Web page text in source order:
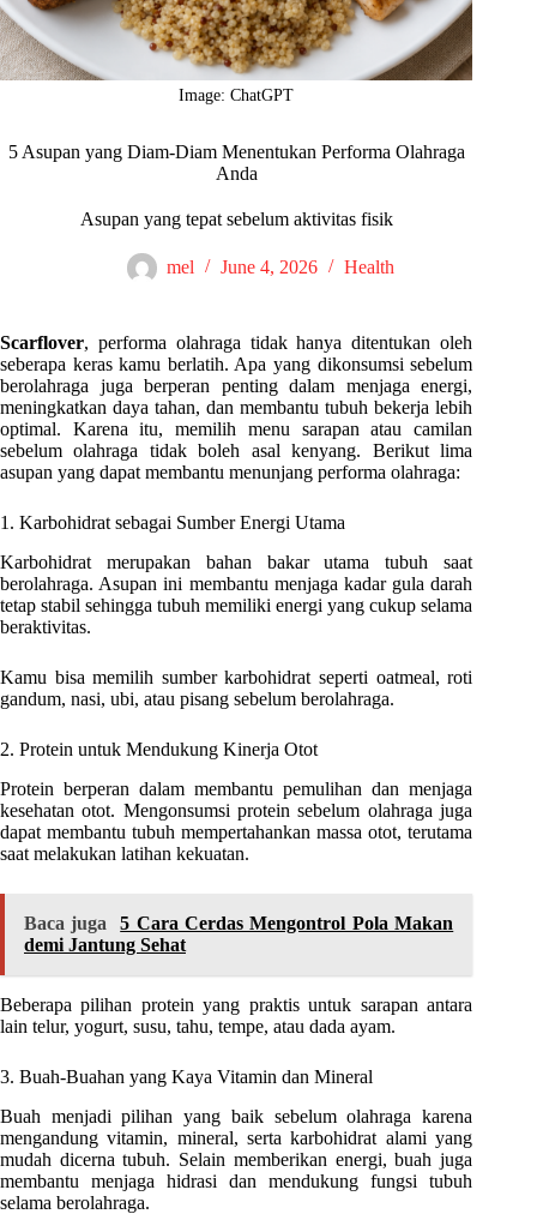
Image: ChatGPT
5 Asupan yang Diam-Diam Menentukan Performa Olahraga
Anda
Asupan yang tepat sebelum aktivitas fisik
mel June 4, 2026 Health
Scarflover, performa olahraga tidak hanya ditentukan oleh
seberapa keras kamu berlatih. Apa yang dikonsumsi sebelum
berolahraga juga berperan penting dalam menjaga energi,
meningkatkan daya tahan, dan membantu tubuh bekerja lebih
optimal. Karena itu, memilih menu sarapan atau camilan
sebelum olahraga tidak boleh asal kenyang. Berikut lima
asupan yang dapat membantu menunjang performa olahraga:
1. Karbohidrat sebagai Sumber Energi Utama
Karbohidrat merupakan bahan bakar utama tubuh saat
berolahraga. Asupan ini membantu menjaga kadar gula darah
tetap stabil sehingga tubuh memiliki energi yang cukup selama
beraktivitas.
Kamu bisa memilih sumber karbohidrat seperti oatmeal, roti
gandum, nasi, ubi, atau pisang sebelum berolahraga.
2. Protein untuk Mendukung Kinerja Otot
Protein berperan dalam membantu pemulihan dan menjaga
kesehatan otot. Mengonsumsi protein sebelum olahraga juga
dapat membantu tubuh mempertahankan massa otot, terutama
saat melakukan latihan kekuatan.
Baca juga
5 Cara Cerdas Mengontrol Pola Makan
demi Jantung Sehat
Beberapa pilihan protein yang praktis untuk sarapan antara
lain telur, yogurt, susu, tahu, tempe, atau dada ayam.
3. Buah-Buahan yang Kaya Vitamin dan Mineral
Buah menjadi pilihan yang baik sebelum olahraga karena
mengandung vitamin, mineral, serta karbohidrat alami yang
mudah dicerna tubuh. Selain memberikan energi, buah juga
membantu menjaga hidrasi dan mendukung fungsi tubuh
selama berolahraga.